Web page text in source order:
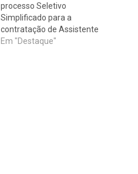
processo Seletivo
Simplificado para a
contratação de Assistente
Administrativo, o Conselho
Em "Destaque"